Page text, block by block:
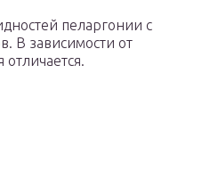
пеларгонии с
В зависимости от
отличается.